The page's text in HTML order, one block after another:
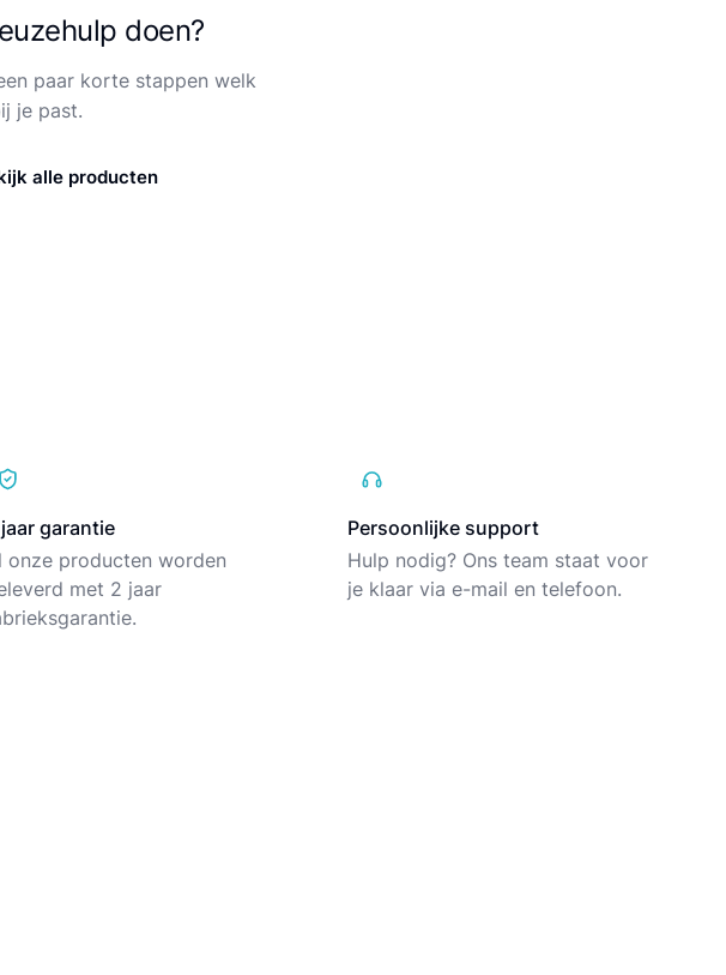
doen?
paar korte stappen welk
je past.
alle producten
garantie
onze producten worden
met 2 jaar
Persoonlijke support
Hulp nodig? Ons team staat voor
je klaar via e-mail en telefoon.